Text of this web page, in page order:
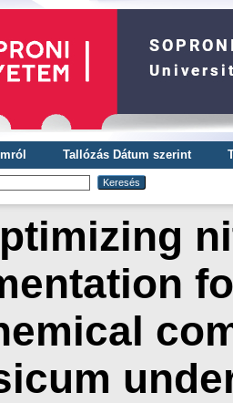
Tallózás Dátum szerint